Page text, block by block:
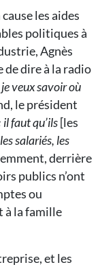
les aides
politiques à
Agnès
de dire à la radio
veux savoir où
le président
il faut qu’ils[les
salariés, les
derrière
publics n’ont
ou
à la famille
et les